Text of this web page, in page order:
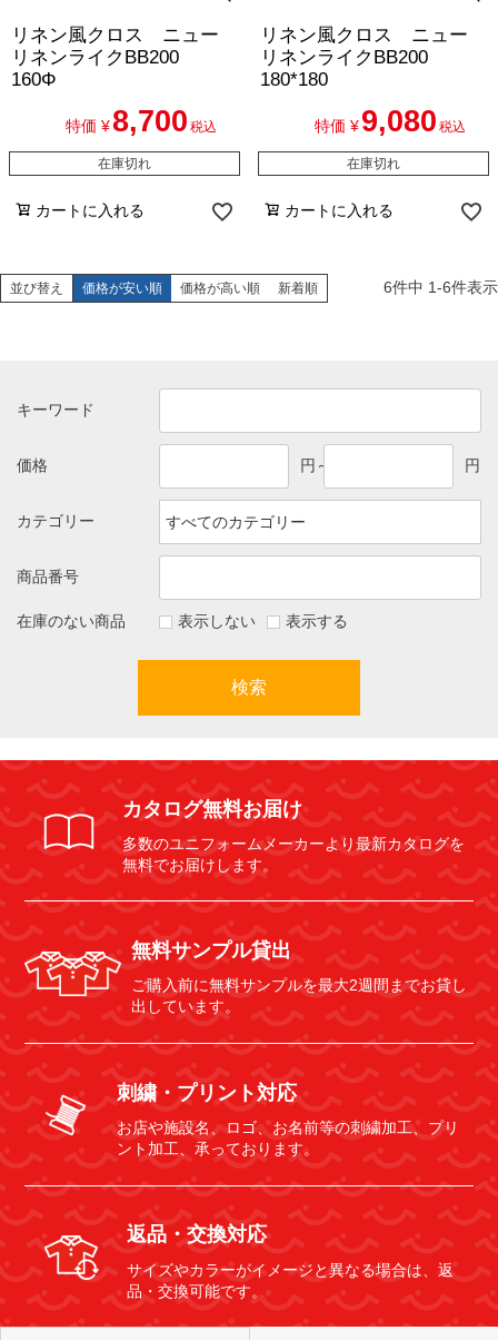
リネン風クロス ニュー
リネンライクBB200
160Φ
特価 ¥8,700 税込
在庫切れ
カートに入れる
リネン風クロス ニュー
リネンライクBB200
180*180
特価 ¥ 9,080 税込
在庫切れ
カートに入れる
並び替え 価格が安い順 価格が高い順 新着順 6件中 1-6件表示
キーワード
価格 円～ 円
カテゴリー
商品番号
在庫のない商品 表示しない 表示する
検索
カタログ無料お届け
多数のユニフォームメーカーより最新カタログを
無料でお届けします。
無料サンプル貸出
ご購入前に無料サンプルを最大2週間までお貸し
出しています。
刺繍・プリント対応
お店や施設名、ロゴ、お名前等の刺繍加工、プリ
ント加工、承っております。
返品・交換対応
サイズやカラーがイメージと異なる場合は、返
品・交換可能です。